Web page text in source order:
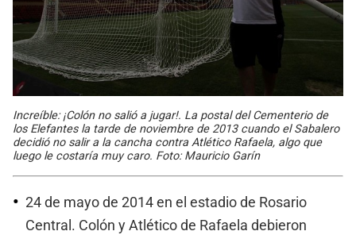
Increíble: ¡Colón no salió a jugar!. La postal del Cementerio de
los Elefantes la tarde de noviembre de 2013 cuando el Sabalero
decidió no salir a la cancha contra Atlético Rafaela, algo que
luego le costaría muy caro. Foto: Mauricio Garín
24 de mayo de 2014 en el estadio de Rosario
Central. Colón y Atlético de Rafaela debieron